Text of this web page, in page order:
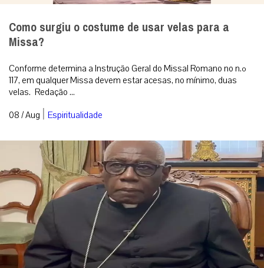
Como surgiu o costume de usar velas para a
Missa?
Conforme determina a Instrução Geral do Missal Romano no n.º
117, em qualquer Missa devem estar acesas, no mínimo, duas
velas. Redação ...
08 / Aug | Espiritualidade